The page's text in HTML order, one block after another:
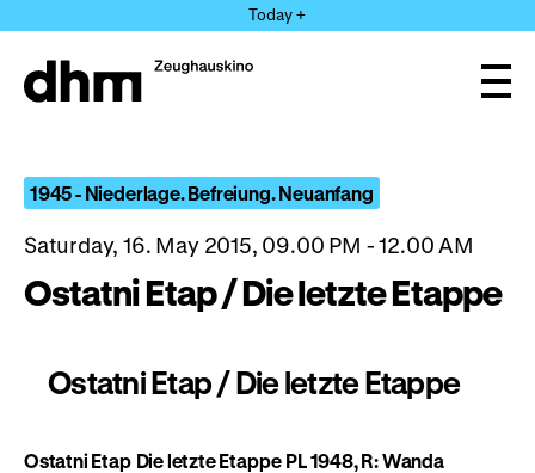
directly
the
Today +
1945 - Niederlage. Befreiung. Neuanfang
Saturday, 16. May 2015, 09.00 PM - 12.00 AM
Ostatni Etap / Die letzte Etappe
Ostatni Etap / Die letzte Etappe
Ostatni Etap Die letzte Etappe PL 1948, R: Wanda